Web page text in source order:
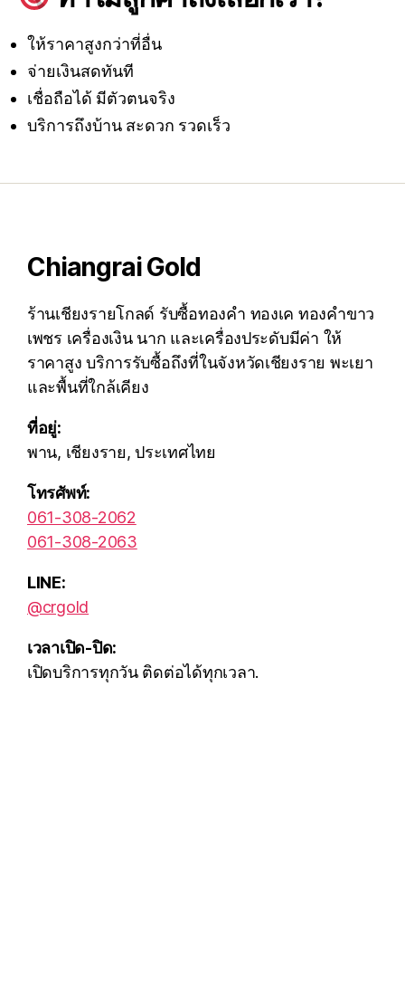
ให้ราคาสูงกว่าที่อื่น
จ่ายเงินสดทันที
เชื่อถือได้ มีตัวตนจริง
บริการถึงบ้าน สะดวก รวดเร็ว
Chiangrai Gold
ร้านเชียงรายโกลด์ รับซื้อทองคำ ทองเค ทองคำขาว
เพชร เครื่องเงิน นาก และเครื่องประดับมีค่า ให้
ราคาสูง บริการรับซื้อถึงที่ในจังหวัดเชียงราย พะเยา
และพื้นที่ใกล้เคียง
ที่อยู่:
พาน, เชียงราย, ประเทศไทย
โทรศัพท์:
061-308-2062
061-308-2063
LINE:
@crgold
เวลาเปิด-ปิด:
เปิดบริการทุกวัน ติดต่อได้ทุกเวลา.